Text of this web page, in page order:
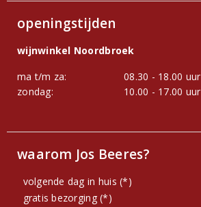
openingstijden
wijnwinkel Noordbroek
ma t/m za:
08.30 - 18.00 uur
zondag:
10.00 - 17.00 uur
waarom Jos Beeres?
volgende dag in huis (*)
gratis bezorging (*)